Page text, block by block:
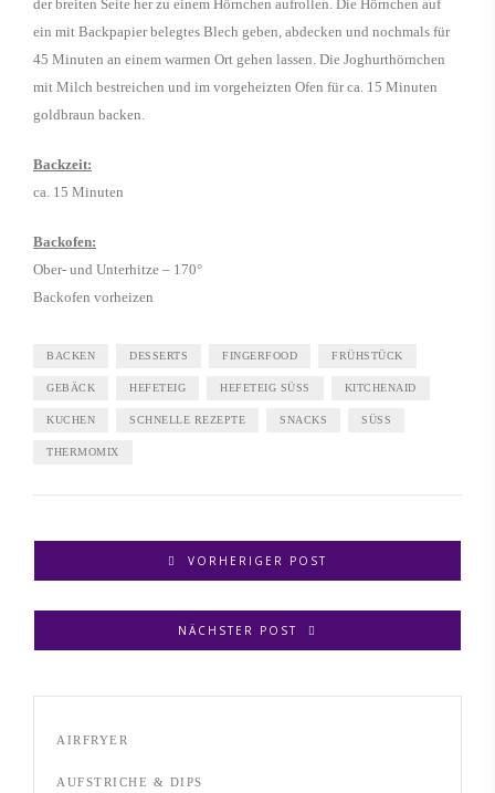
der breiten Seite her zu einem Hörnchen aufrollen. Die Hörnchen auf
ein mit Backpapier belegtes Blech geben, abdecken und nochmals für
45 Minuten an einem warmen Ort gehen lassen. Die Joghurthörnchen
mit Milch bestreichen und im vorgeheizten Ofen für ca. 15 Minuten
goldbraun backen.
Backzeit:
ca. 15 Minuten
Backofen:
Ober- und Unterhitze – 170°
Backofen vorheizen
BACKEN DESSERTS FINGERFOOD FRÜHSTÜCK
GEBÄCK HEFETEIG HEFETEIG SÜSS KITCHENAID
KUCHEN SCHNELLE REZEPTE SNACKS SÜSS
THERMOMIX
VORHERIGER POST
NÄCHSTER POST
AIRFRYER
AUFSTRICHE & DIPS